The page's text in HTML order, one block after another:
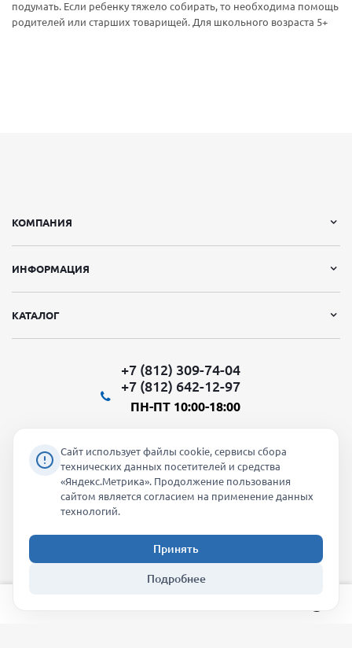
подумать. Если ребенку тяжело собирать, то необходима помощь
родителей или старших товарищей. Для школьного возраста 5+
КОМПАНИЯ
ИНФОРМАЦИЯ
КАТАЛОГ
+7 (812) 309-74-04
+7 (812) 642-12-97
ПН-ПТ 10:00-18:00
Мы в социальных сетях:
2026 © "Молти" - оптовый магазин
info@molti-shop.ru
Сайт использует файлы cookie, сервисы сбора
технических данных посетителей и средства
«Яндекс.Метрика». Продолжение пользования
сайтом является согласием на применение данных
технологий.
Принять
Подробнее